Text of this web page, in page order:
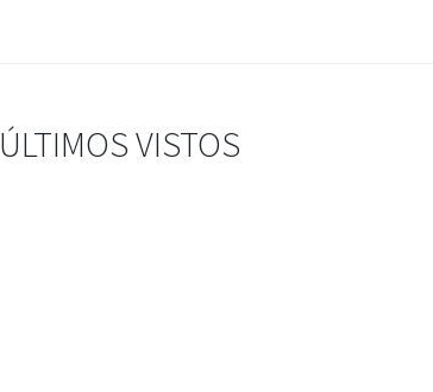
ÚLTIMOS VISTOS